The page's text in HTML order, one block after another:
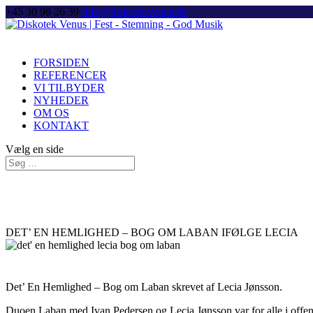
+45 30 98 26 39 Info@diskotekvenus.dk
FORSIDEN
REFERENCER
VI TILBYDER
NYHEDER
OM OS
KONTAKT
Vælg en side
DET’ EN HEMLIGHED – BOG OM LABAN IFØLGE LECIA
Det’ En Hemlighed – Bog om Laban skrevet af Lecia Jønsson.